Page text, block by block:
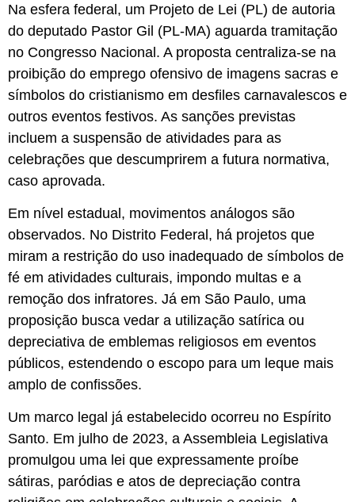
Na esfera federal, um Projeto de Lei (PL) de autoria
do deputado Pastor Gil (PL-MA) aguarda tramitação
no Congresso Nacional. A proposta centraliza-se na
proibição do emprego ofensivo de imagens sacras e
símbolos do cristianismo em desfiles carnavalescos e
outros eventos festivos. As sanções previstas
incluem a suspensão de atividades para as
celebrações que descumprirem a futura normativa,
caso aprovada.
Em nível estadual, movimentos análogos são
observados. No Distrito Federal, há projetos que
miram a restrição do uso inadequado de símbolos de
fé em atividades culturais, impondo multas e a
remoção dos infratores. Já em São Paulo, uma
proposição busca vedar a utilização satírica ou
depreciativa de emblemas religiosos em eventos
públicos, estendendo o escopo para um leque mais
amplo de confissões.
Um marco legal já estabelecido ocorreu no Espírito
Santo. Em julho de 2023, a Assembleia Legislativa
promulgou uma lei que expressamente proíbe
sátiras, paródias e atos de depreciação contra